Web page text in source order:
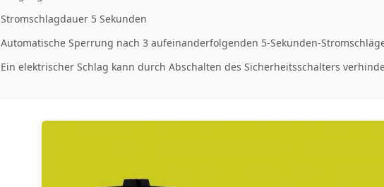
Stromschlagdauer 5 Sekunden
Automatische Sperrung nach 3 aufeinanderfolgenden 5-Sekunden-
Ein elektrischer Schlag kann durch Abschalten des Sicherheitsschalters